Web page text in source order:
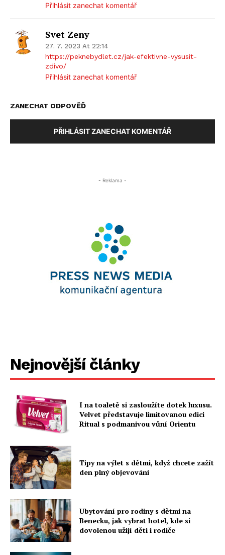
Přihlásit zanechat komentář
Svet Zeny
27. 7. 2023 At 22:14
https://peknebydlet.cz/jak-efektivne-vysusit-
zdivo/
Přihlásit zanechat komentář
ZANECHAT ODPOVĚĎ
PŘIHLÁSIT ZANECHAT KOMENTÁŘ
- Reklama -
Nejnovější články
I na toaletě si zasloužíte dotek luxusu.
Velvet představuje limitovanou edici
Ritual s podmanivou vůní Orientu
Tipy na výlet s dětmi, když chcete zažít
den plný objevování
Ubytování pro rodiny s dětmi na
Benecku, jak vybrat hotel, kde si
dovolenou užijí děti i rodiče